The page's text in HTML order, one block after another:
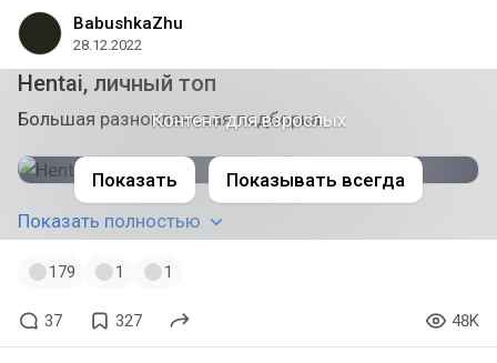
BabushkaZhu
28.12.2022
Hentai, личный топ
Большая разноплановая подборка.
Показать полностью
Контент для взрослых
Показать Показывать всегда
179 1 1
37 327 48K